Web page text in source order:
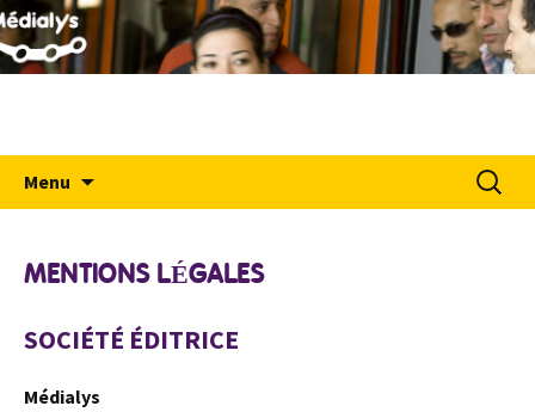
MÉDIALYS
Menu
MENTIONS LÉGALES
SOCIÉTÉ ÉDITRICE
Médialys